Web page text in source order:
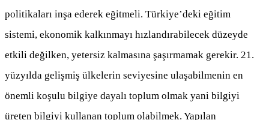
politikaları inşa ederek eğitmeli. Türkiye’deki eğitim
sistemi, ekonomik kalkınmayı hızlandırabilecek düzeyde
etkili değilken, yetersiz kalmasına şaşırmamak gerekir. 21.
yüzyılda gelişmiş ülkelerin seviyesine ulaşabilmenin en
önemli koşulu bilgiye dayalı toplum olmak yani bilgiyi
üreten bilgiyi kullanan toplum olabilmek. Yapılan